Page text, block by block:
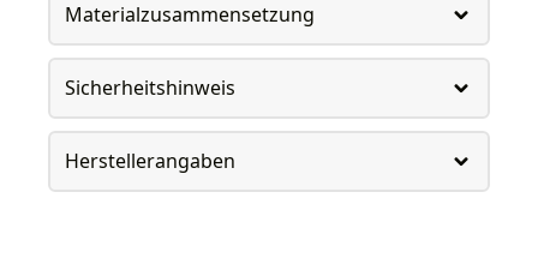
Materialzusammensetzung
Sicherheitshinweis
Herstellerangaben